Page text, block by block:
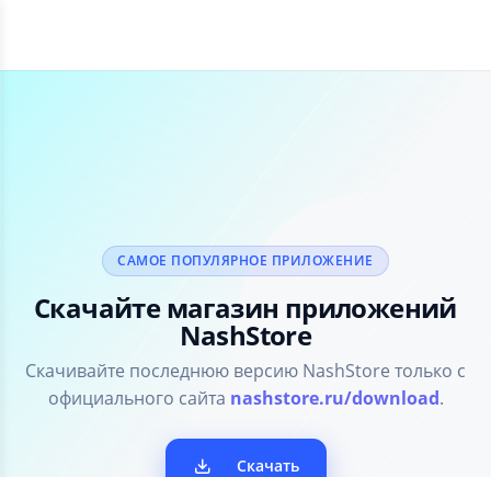
САМОЕ ПОПУЛЯРНОЕ ПРИЛОЖЕНИЕ
Скачайте магазин приложений
NashStore
Скачивайте последнюю версию NashStore только с
официального сайта nashstore.ru/download.
Скачать